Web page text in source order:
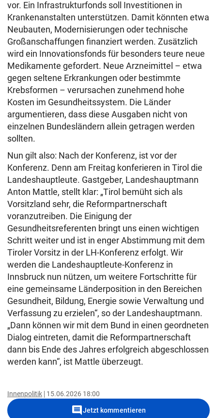
vor. Ein Infrastrukturfonds soll Investitionen in
Krankenanstalten unterstützen. Damit könnten etwa
Neubauten, Modernisierungen oder technische
Großanschaffungen finanziert werden. Zusätzlich
wird ein Innovationsfonds für besonders teure neue
Medikamente gefordert. Neue Arzneimittel – etwa
gegen seltene Erkrankungen oder bestimmte
Krebsformen – verursachen zunehmend hohe
Kosten im Gesundheitssystem. Die Länder
argumentieren, dass diese Ausgaben nicht von
einzelnen Bundesländern allein getragen werden
sollten.
Nun gilt also: Nach der Konferenz, ist vor der
Konferenz. Denn am Freitag konferieren in Tirol die
Landeshauptleute. Gastgeber, Landeshauptmann
Anton Mattle, stellt klar: „Tirol bemüht sich als
Vorsitzland sehr, die Reformpartnerschaft
voranzutreiben. Die Einigung der
Gesundheitsreferenten bringt uns einen wichtigen
Schritt weiter und ist in enger Abstimmung mit dem
Tiroler Vorsitz in der LH-Konferenz erfolgt. Wir
werden die Landeshauptleute-Konferenz in
Innsbruck nun nützen, um weitere Fortschritte für
eine gemeinsame Länderposition in den Bereichen
Gesundheit, Bildung, Energie sowie Verwaltung und
Verfassung zu erzielen“, so der Landeshauptmann.
„Dann können wir mit dem Bund in einen geordneten
Dialog eintreten, damit die Reformpartnerschaft
dann bis Ende des Jahres erfolgreich abgeschlossen
werden kann“, ist Mattle überzeugt.
Innenpolitik 15.06.2026 18:00
commentJetzt kommentieren